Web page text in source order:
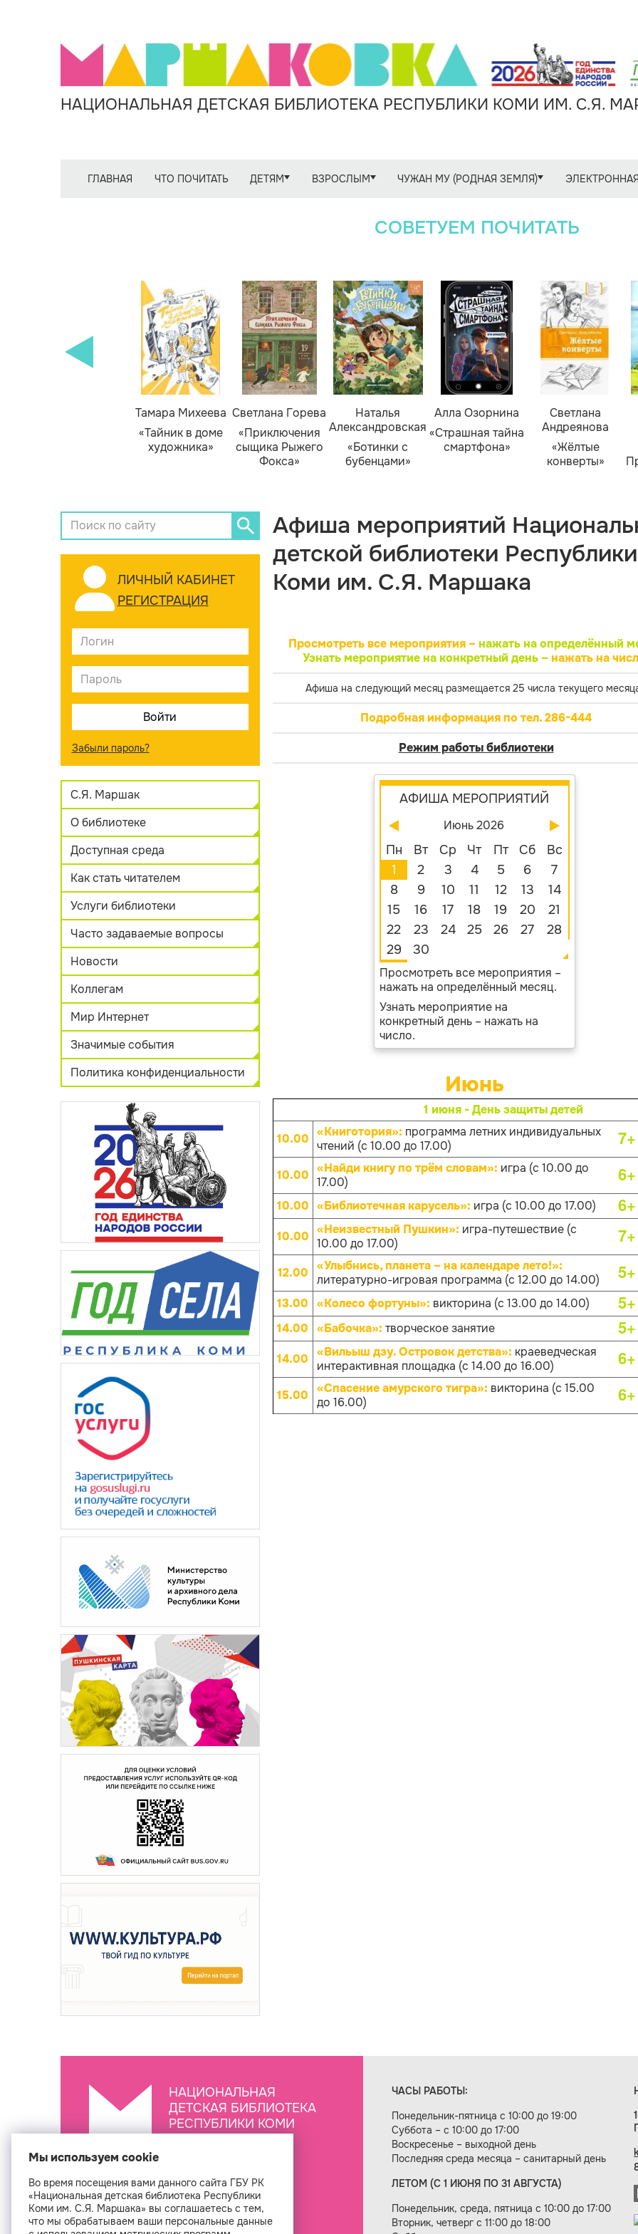
НАЦИОНАЛЬНАЯ ДЕТСКАЯ БИБЛИОТЕКА РЕСПУБЛИКИ КОМИ ИМ. С.Я.
ГЛАВНАЯ ЧТО ПОЧИТАТЬ ДЕТЯМ ВЗРОСЛЫМ ЧУЖАН МУ (РОДНАЯ ЗЕМЛЯ)
СОВЕТУЕМ ПОЧИТАТЬ
Тамара Михеева
«Тайник в доме
художника»
Светлана Горева
«Приключения
сыщика Рыжего
Фокса»
Наталья
Александровская
«Ботинки с
бубенцами»
Алла Озорнина
«Страшная тайна
смартфона»
Светлана
Андреянова
«Жёлтые
конверты»
ЛИЧНЫЙ КАБИНЕТ
РЕГИСТРАЦИЯ
Забыли пароль?
С.Я. Маршак
О библиотеке
Доступная среда
Как стать читателем
Услуги библиотеки
Часто задаваемые вопросы
Новости
Коллегам
Мир Интернет
Значимые события
Политика конфиденциальности
Афиша мероприятий
детской библиотеки Республики
Коми им. С.Я. Маршака
Просмотреть все мероприятия – нажать на определённый
Узнать мероприятие на конкретный день –нажать на
Афиша на следующий месяц размещается 25 числа текущего
Подробная информация по тел. 286-444
Режим работы библиотеки
АФИША МЕРОПРИЯТИЙ
Июнь 2026
Пн Вт Ср Чт Пт Сб
Вс
1
2 3 4 5 6
7
8
9 10 11 12 13
14
15
16 17 18 19 20
21
22
23 24 25 26 27
28
29
30
Просмотреть все мероприятия –
нажать на определённый месяц.
Узнать мероприятие на
конкретный день – нажать на
число.
Июнь
1 июня - День защиты детей
10.00 «Книготория»: программа летних индивидуальных
чтений (с 10.00 до 17.00)
7+
10.00 «Найди книгу по трём словам»: игра (с 10.00 до
17.00)
6+
10.00 «Библиотечная карусель»: игра (с 10.00 до 17.00) 6+
10.00 «Неизвестный Пушкин»: игра-путешествие (с
10.00 до 17.00)
7+
12.00
«Улыбнись, планета – на календаре лето!»:
литературно-игровая программа (с 12.00 до 14.00)
5+
13.00 «Колесо фортуны»: викторина (с 13.00 до 14.00) 5+
14.00
«Бабочка»: творческое занятие 5+
14.00 «Вильыш дзу. Островок детства»: краеведческая
интерактивная площадка (с 14.00 до 16.00)
6+
15.00 «Спасение амурского тигра»: викторина (с 15.00
до 16.00)
6+
НАЦИОНАЛЬНАЯ
ДЕТСКАЯ БИБЛИОТЕКА
РЕСПУБЛИКИ КОМИ
ЧАСЫ РАБОТЫ:
Понедельник-пятница с 10:00 до 19:00
Суббота – с 10:00 до 17:00
Воскресенье – выходной день
Последняя среда месяца – санитарный день
ЛЕТОМ (С 1 ИЮНЯ ПО 31 АВГУСТА)
Понедельник, среда, пятница с 10:00 до 17:00
Вторник, четверг с 11:00 до 18:00
Создание сайта — веб-студия «Цифровой век»
Мы используем cookie
Во время посещения вами данного сайта ГБУ РК
«Национальная детская библиотека Республики
Коми им. С.Я. Маршака» вы соглашаетесь с тем,
что мы обрабатываем ваши персональные данные